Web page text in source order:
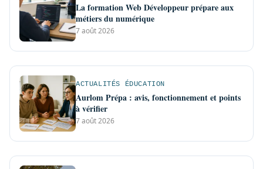
La formation Web Développeur prépare aux
métiers du numérique
7 août 2026
ACTUALITÉS ÉDUCATION
Aurlom Prépa : avis, fonctionnement et points
à vérifier
7 août 2026